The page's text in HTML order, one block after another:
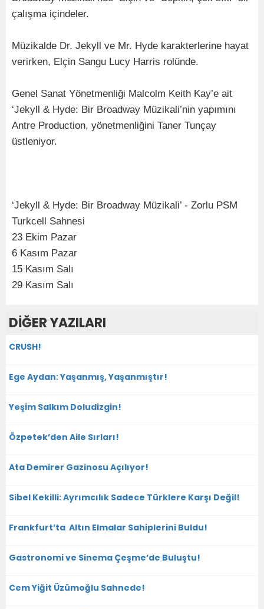
çalışma içindeler.
Müzikalde Dr. Jekyll ve Mr. Hyde karakterlerine hayat
verirken, Elçin Sangu Lucy Harris rolünde.
Genel Sanat Yönetmenliği Malcolm Keith Kay’e ait
‘Jekyll & Hyde: Bir Broadway Müzikali’nin yapımını
Antre Production, yönetmenliğini Taner Tunçay
üstleniyor.
‘Jekyll & Hyde: Bir Broadway Müzikali’ - Zorlu PSM
Turkcell Sahnesi
23 Ekim Pazar
6 Kasım Pazar
15 Kasım Salı
29 Kasım Salı
DİĞER YAZILARI
CRUSH!
Ege Aydan: Yaşanmış, Yaşanmıştır!
Yeşim Salkım Doludizgin!
Özpetek’den Aile Sırları!
Ata Demirer Gazinosu Açılıyor!
Sibel Kekilli: Ayrımcılık Sadece Türklere Karşı Değil!
Frankfurt’ta Altın Elmalar Sahiplerini Buldu!
Gastronomi ve Sinema Çeşme’de Buluştu!
Cem Yiğit Üzümoğlu Sahnede!